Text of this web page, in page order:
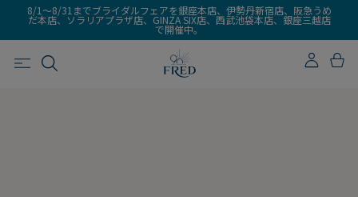
8/1～8/31までブライダルフェアを銀座本店、伊勢丹新宿店、阪急うめ
だ本店、ソラリアプラザ店、GINZA SIX店、西武池袋本店、銀座三越店
で開催中。